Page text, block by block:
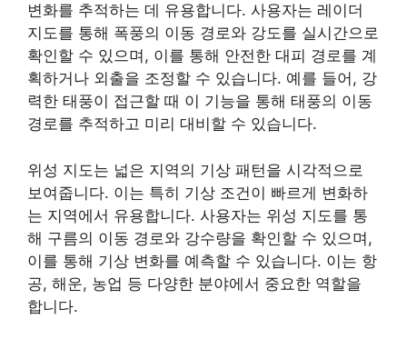
변화를 추적하는 데 유용합니다. 사용자는 레이더
지도를 통해 폭풍의 이동 경로와 강도를 실시간으로
확인할 수 있으며, 이를 통해 안전한 대피 경로를 계
획하거나 외출을 조정할 수 있습니다. 예를 들어, 강
력한 태풍이 접근할 때 이 기능을 통해 태풍의 이동
경로를 추적하고 미리 대비할 수 있습니다.
위성 지도는 넓은 지역의 기상 패턴을 시각적으로
보여줍니다. 이는 특히 기상 조건이 빠르게 변화하
는 지역에서 유용합니다. 사용자는 위성 지도를 통
해 구름의 이동 경로와 강수량을 확인할 수 있으며,
이를 통해 기상 변화를 예측할 수 있습니다. 이는 항
공, 해운, 농업 등 다양한 분야에서 중요한 역할을
합니다.